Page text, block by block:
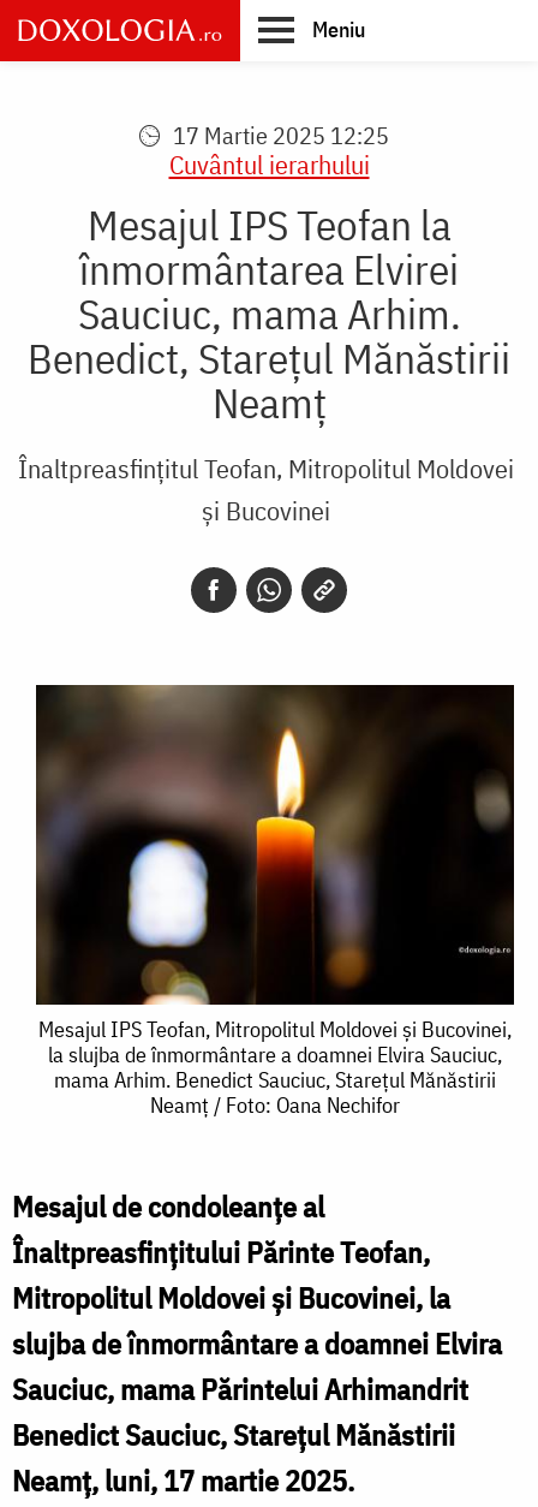
Skip
to
main
Meniu
17 Martie 2025 12:25
Cuvântul ierarhului
Mesajul IPS Teofan la
înmormântarea Elvirei
Sauciuc, mama Arhim.
Benedict, Starețul Mănăstirii
Neamț
Înaltpreasfințitul Teofan, Mitropolitul Moldovei
și Bucovinei
Mesajul
IPS
Moldovei
Bucovinei,
la
slujba
de
înmormântare
a
Mesajul IPS Teofan, Mitropolitul Moldovei și Bucovinei,
la slujba de înmormântare a doamnei Elvira Sauciuc,
mama Arhim. Benedict Sauciuc, Starețul Mănăstirii
Neamț / Foto: Oana Nechifor
Mesajul de condoleanțe al
Înaltpreasfințitului Părinte Teofan,
Mitropolitul Moldovei și Bucovinei, la
slujba de înmormântare a doamnei Elvira
Sauciuc, mama Părintelui Arhimandrit
Benedict Sauciuc, Starețul Mănăstirii
Neamț, luni, 17 martie 2025.